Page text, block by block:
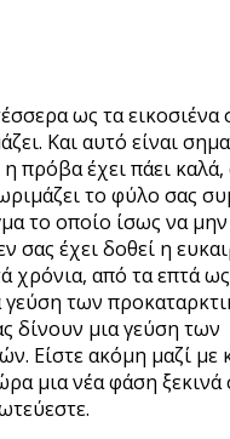
ως τα εικοσιένα
Και αυτό είναι
πρόβα έχει πάει
το φύλο σας
το οποίο ίσως να μην
σας έχει δοθεί η
χρόνια, από τα επτά
γεύση των
δίνουν μια γεύση των
Είστε ακόμη μαζί με
μια νέα φάση ξεκινά